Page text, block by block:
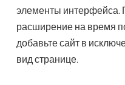
элементы интерфейса.
расширение на время
добавьте сайт в
вид странице.